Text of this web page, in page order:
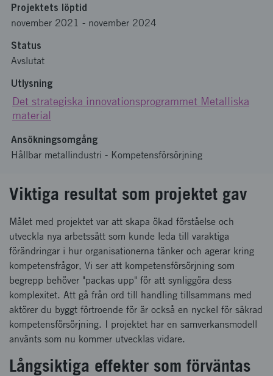
Projektets löptid
november 2021 - november 2024
Status
Avslutat
Utlysning
Det strategiska innovationsprogrammet Metalliska
material
Ansökningsomgång
Hållbar metallindustri - Kompetensförsörjning
Viktiga resultat som projektet gav
Målet med projektet var att skapa ökad förståelse och
utveckla nya arbetssätt som kunde leda till varaktiga
förändringar i hur organisationerna tänker och agerar kring
kompetensfrågor, Vi ser att kompetensförsörjning som
begrepp behöver "packas upp" för att synliggöra dess
komplexitet. Att gå från ord till handling tillsammans med
aktörer du byggt förtroende för är också en nyckel för säkrad
kompetensförsörjning. I projektet har en samverkansmodell
använts som nu kommer utvecklas vidare.
Långsiktiga effekter som förväntas